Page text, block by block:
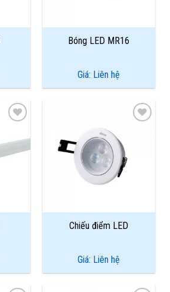
Bóng LED MR16
Giá: Liên hệ
Add to
Wishlist
Wishlist
Chiếu điểm LED
Giá: Liên hệ